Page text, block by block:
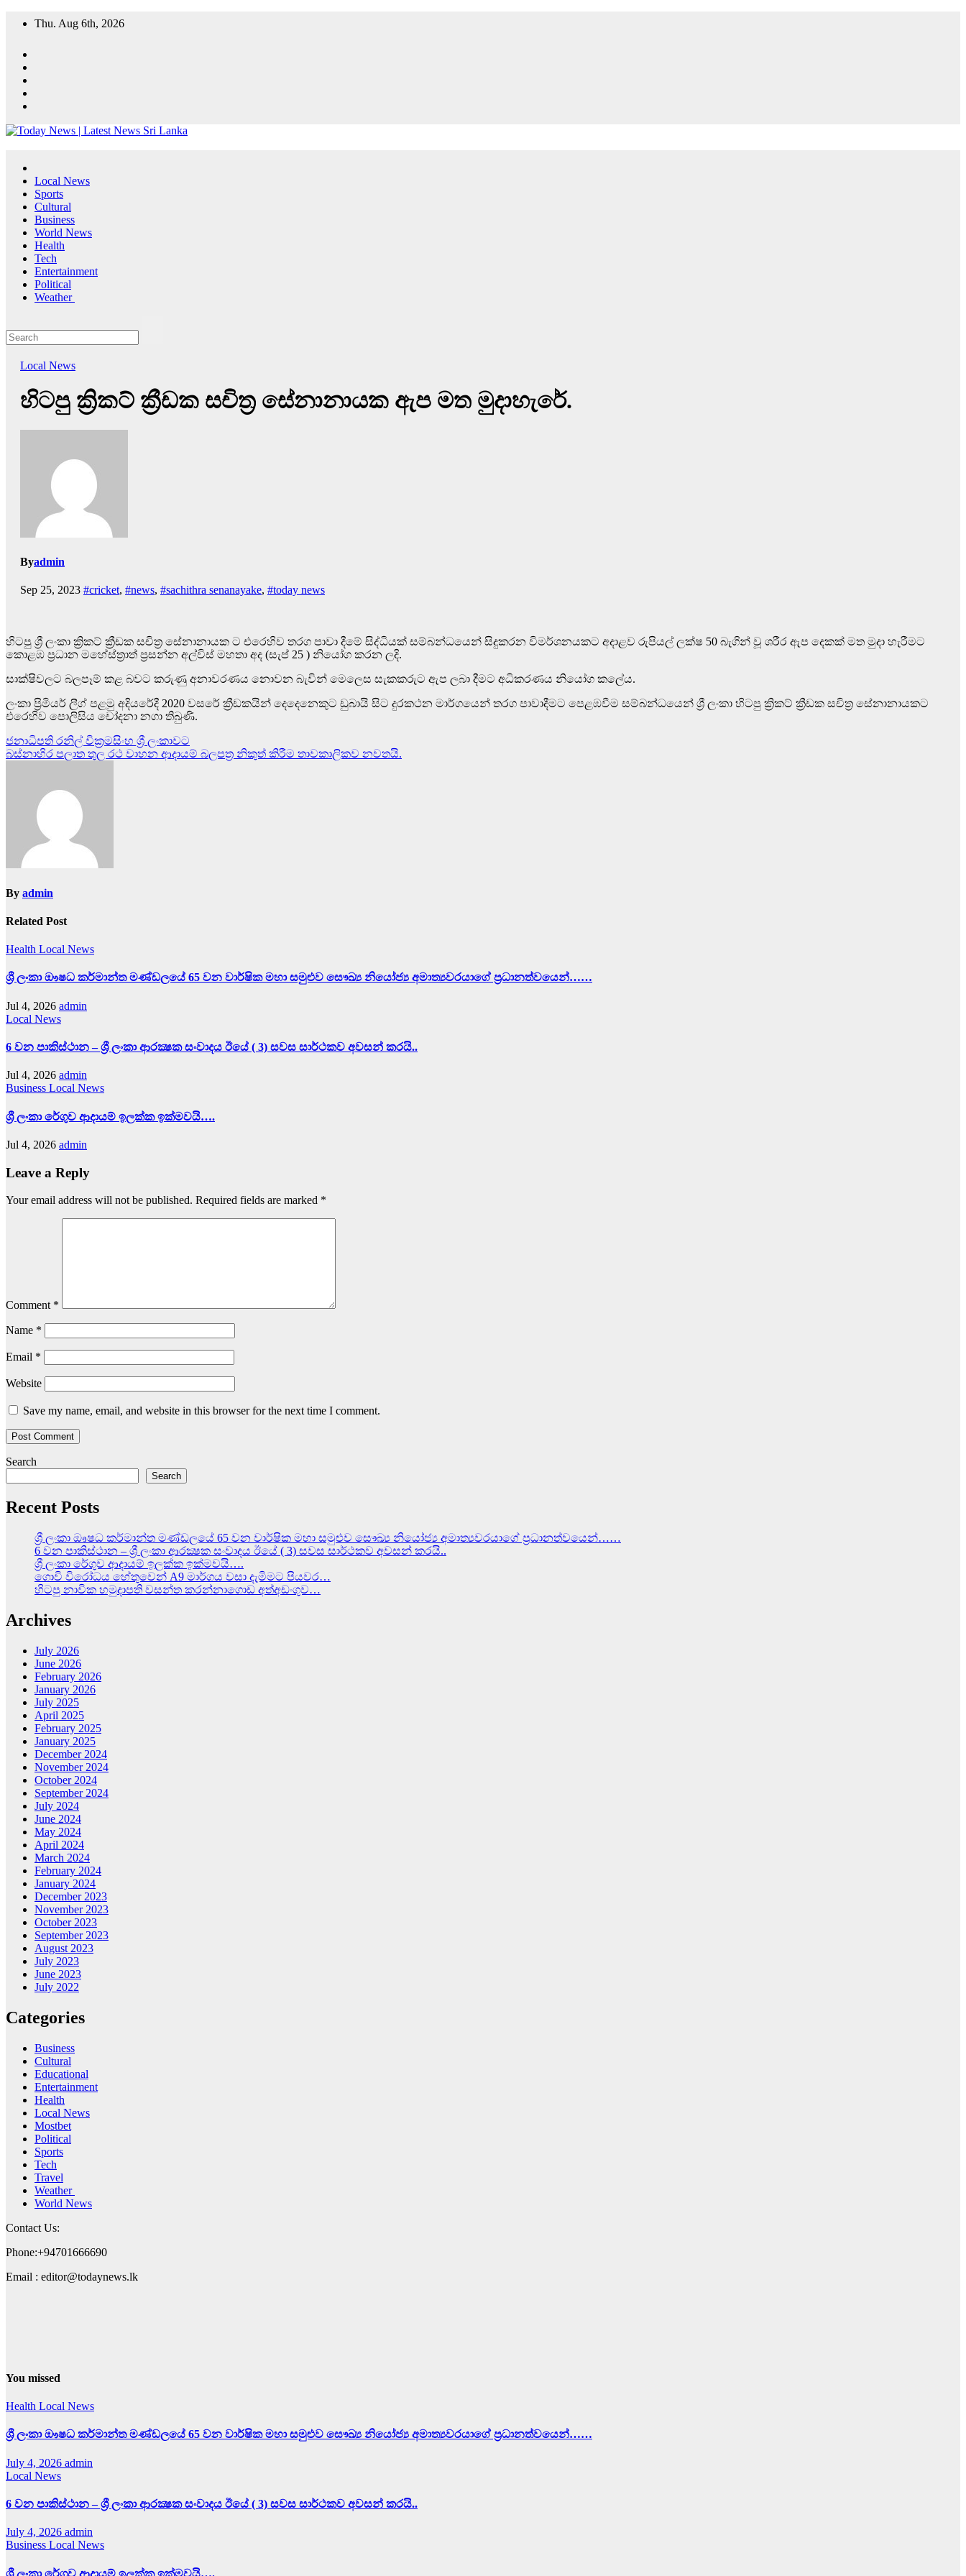
Thu. Aug 6th, 2026
Local News
Sports
Cultural
Business
World News
Health
Tech
Entertainment
Political
Weather
Local News
හිටපු ක්‍රිකට් ක්‍රීඩක සචිත්‍ර සේනානායක ඇප මත මුදාහැරේ.
Byadmin
Sep 25, 2023 #cricket, #news, #sachithra senanayake, #today news
හිටපු ශ්‍රී ලංකා ක්‍රිකට් ක්‍රීඩක සචිත්‍ර සේනානායක ට එරෙහිව තරග පාවා දීමේ සිද්ධියක් සම්බන්ධයෙන් සිදුකරන විමර්ශනයකට අදාළව රුපියල් ලක්ෂ 50 බැගින් වූ ශරීර ඇප දෙකක් මත මුදා හැරීමට
කොළඹ ප්‍රධාන මහේස්ත්‍රාත් ප්‍රසන්න අල්විස් මහතා අද (සැප් 25 ) නියෝග කරන ලදි.
සාක්ෂිවලට බලපෑම් කළ බවට කරුණු අනාවරණය නොවන බැවින් මෙලෙස සැකකරුට ඇප ලබා දීමට අධිකරණය නියෝග කලේය.
ලංකා ප්‍රිමියර් ලීග් පළමු අදියරේදී 2020 වසරේ ක්‍රීඩකයින් දෙදෙනෙකුට ඩුබායි සිට දුරකථන මාර්ගයෙන් තරග පාවාදීමට පෙළඹවීම සම්බන්ධයෙන් ශ්‍රී ලංකා හිටපු ක්‍රිකට් ක්‍රීඩක සචිත්‍ර සේනානායකට
එරෙහිව පොලිසිය චෝදනා නගා තිබුණි.
Post
navigation
ජනාධිපති රනිල් වික්‍රමසිංහ ශ්‍රී ලංකාවට
බස්නාහිර පලාත තුල රථ වාහන ආදායම් බලපත්‍ර නිකුත් කිරීම තාවකාලිකව නවතයි.
By admin
Related Post
Health Local News
ශ්‍රී ලංකා ඖෂධ කර්මාන්ත මණ්ඩලයේ 65 වන වාර්ෂික මහා සමුළුව සෞඛ්‍ය නියෝජ්‍ය අමාත්‍යවරයාගේ ප්‍රධානත්වයෙන්……
Jul 4, 2026 admin
Local News
6 වන පාකිස්ථාන – ශ්‍රී ලංකා ආරක්‍ෂක සංවාදය ඊයේ ( 3) සවස සාර්ථකව අවසන් කරයි..
Jul 4, 2026 admin
Business Local News
ශ්‍රී ලංකා රේගුව ආදායම් ඉලක්ක ඉක්මවයි….
Jul 4, 2026 admin
Leave a Reply
Your email address will not be published. Required fields are marked *
Comment *
Name *
Email *
Website
Save my name, email, and website in this browser for the next time I comment.
Search
Search
Recent Posts
ශ්‍රී ලංකා ඖෂධ කර්මාන්ත මණ්ඩලයේ 65 වන වාර්ෂික මහා සමුළුව සෞඛ්‍ය නියෝජ්‍ය අමාත්‍යවරයාගේ ප්‍රධානත්වයෙන්……
6 වන පාකිස්ථාන – ශ්‍රී ලංකා ආරක්‍ෂක සංවාදය ඊයේ ( 3) සවස සාර්ථකව අවසන් කරයි..
ශ්‍රී ලංකා රේගුව ආදායම් ඉලක්ක ඉක්මවයි….
ගොවි විරෝධය හේතුවෙන් A9 මාර්ගය වසා දැමිමට පියවර…
හිටපු නාවික හමුදාපති වසන්ත කරන්නාගොඩ අත්අඩංගුව…
Archives
July 2026
June 2026
February 2026
January 2026
July 2025
April 2025
February 2025
January 2025
December 2024
November 2024
October 2024
September 2024
July 2024
June 2024
May 2024
April 2024
March 2024
February 2024
January 2024
December 2023
November 2023
October 2023
September 2023
August 2023
July 2023
June 2023
July 2022
Categories
Business
Cultural
Educational
Entertainment
Health
Local News
Mostbet
Political
Sports
Tech
Travel
Weather
World News
Contact Us:
Phone:+94701666690
Email : editor@todaynews.lk
You missed
Health Local News
ශ්‍රී ලංකා ඖෂධ කර්මාන්ත මණ්ඩලයේ 65 වන වාර්ෂික මහා සමුළුව සෞඛ්‍ය නියෝජ්‍ය අමාත්‍යවරයාගේ ප්‍රධානත්වයෙන්……
July 4, 2026 admin
Local News
6 වන පාකිස්ථාන – ශ්‍රී ලංකා ආරක්‍ෂක සංවාදය ඊයේ ( 3) සවස සාර්ථකව අවසන් කරයි..
July 4, 2026 admin
Business Local News
ශ්‍රී ලංකා රේගුව ආදායම් ඉලක්ක ඉක්මවයි….